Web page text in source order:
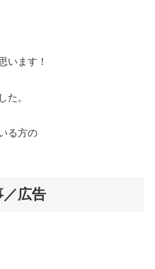
います！
た。
る方の
／広告